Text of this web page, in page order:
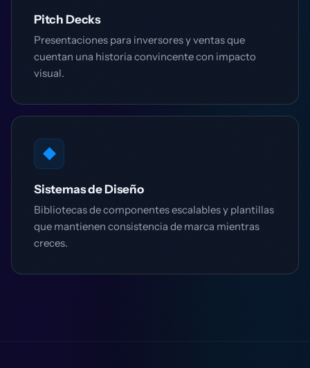
Pitch Decks
Presentaciones para inversores y ventas que
cuentan una historia convincente con impacto
visual.
◆
Sistemas de Diseño
Bibliotecas de componentes escalables y plantillas
que mantienen consistencia de marca mientras
creces.